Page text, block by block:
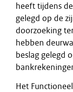
heeft tijdens
gelegd op de
doorzoeking
hebben
beslag gelegd
Het